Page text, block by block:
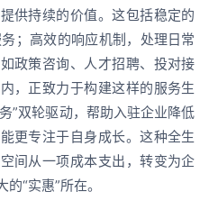
供持续的价值。这包括稳定的
；高效的响应机制，处理日常
政策咨询、人才招聘、投对接
，正致力于构建这样的服务生
”双轮驱动，帮助入驻企业降低
更专注于自身成长。这种全生
间从一项成本支出，转变为企
“实惠”所在。